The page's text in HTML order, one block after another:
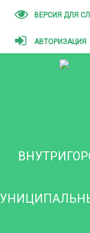
ВЕРСИЯ ДЛЯ
АВТОРИЗАЦИЯ